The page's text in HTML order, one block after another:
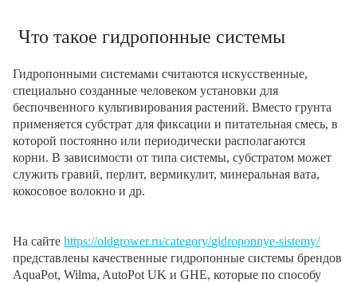
Что такое гидропонные системы
Гидропонными системами считаются искусственные,
специально созданные человеком установки для
беспочвенного культивирования растений. Вместо грунта
применяется субстрат для фиксации и питательная смесь, в
которой постоянно или периодически располагаются
корни. В зависимости от типа системы, субстратом может
служить гравий, перлит, вермикулит, минеральная вата,
кокосовое волокно и др.
На сайтеhttps://oldgrower.ru/category/gidroponnye-sistemy/
представлены качественные гидропонные системы брендов
AquaPot, Wilma, AutoPot UK и GHE, которые по способу